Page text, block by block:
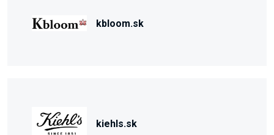
kbloom.sk
kiehls.sk